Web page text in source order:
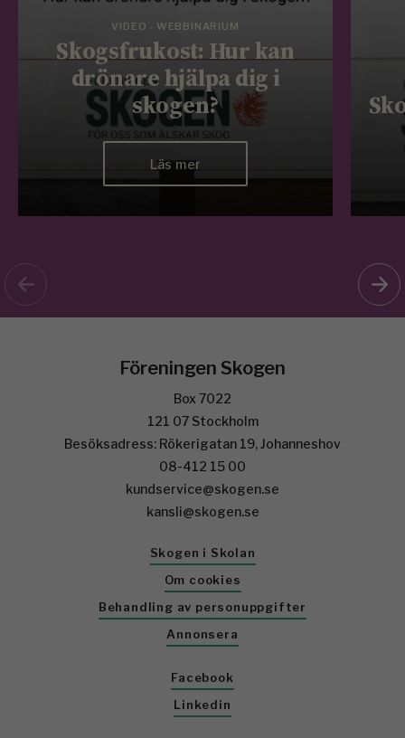
VIDEO - WEBBINARIUM
Skogsfrukost: Hur kan
drönare hjälpa dig i
skogen?
Läs mer
Föreningen Skogen
Box 7022
121 07 Stockholm
Besöksadress: Rökerigatan 19, Johanneshov
08-412 15 00
kundservice@skogen.se
kansli@skogen.se
Skogen i Skolan
Om cookies
Behandling av personuppgifter
Annonsera
Facebook
Linkedin